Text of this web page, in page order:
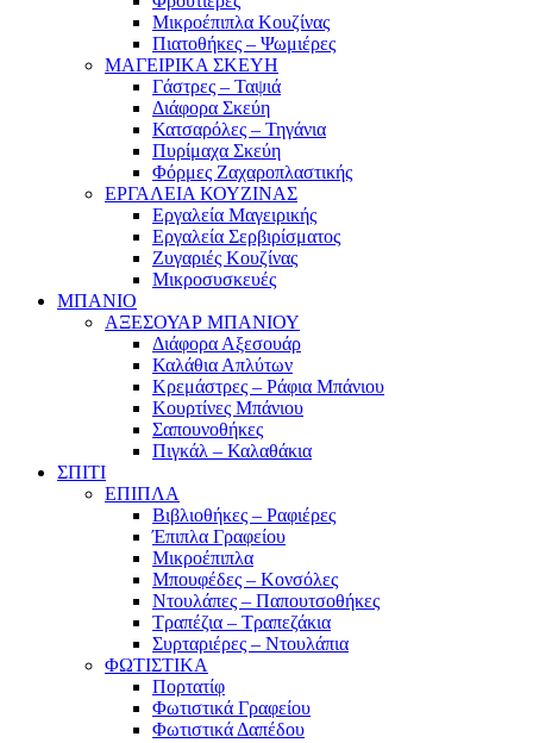
Μικροέπιπλα Κουζίνας
Πιατοθήκες – Ψωμιέρες
ΜΑΓΕΙΡΙΚΑ ΣΚΕΥΗ
Γάστρες – Ταψιά
Διάφορα Σκεύη
Κατσαρόλες – Τηγάνια
Πυρίμαχα Σκεύη
Φόρμες Ζαχαροπλαστικής
ΕΡΓΑΛΕΙΑ ΚΟΥΖΙΝΑΣ
Εργαλεία Μαγειρικής
Εργαλεία Σερβιρίσματος
Ζυγαριές Κουζίνας
Μικροσυσκευές
ΜΠΑΝΙΟ
ΑΞΕΣΟΥΑΡ ΜΠΑΝΙΟΥ
Διάφορα Αξεσουάρ
Καλάθια Απλύτων
Κρεμάστρες – Ράφια Μπάνιου
Κουρτίνες Μπάνιου
Σαπουνοθήκες
Πιγκάλ – Καλαθάκια
ΣΠΙΤΙ
ΕΠΙΠΛΑ
Βιβλιοθήκες – Ραφιέρες
Έπιπλα Γραφείου
Μικροέπιπλα
Μπουφέδες – Κονσόλες
Ντουλάπες – Παπουτσοθήκες
Τραπέζια – Τραπεζάκια
Συρταριέρες – Ντουλάπια
ΦΩΤΙΣΤΙΚΑ
Πορτατίφ
Φωτιστικά Γραφείου
Φωτιστικά Δαπέδου